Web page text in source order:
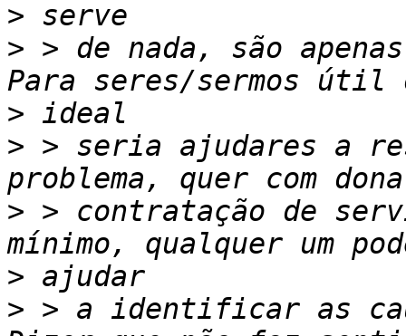
>
> > de nada, são
>
> > seria ajudares a
> > contratação de
>
> > a identificar as